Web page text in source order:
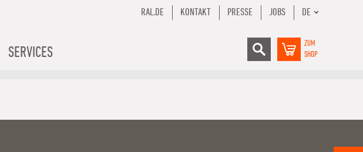
SERVICES
RAL.DE KONTAKT PRESSE JOBS DE
ZUM
SHOP